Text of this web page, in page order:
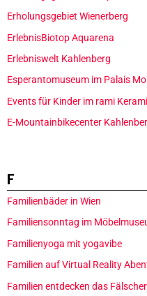
Erholungsgebiet Wienerberg
ErlebnisBiotop Aquarena
Erlebniswelt Kahlenberg
Esperantomuseum im Palais
Events für Kinder im rami
E-Mountainbikecenter
F
Familienbäder in Wien
Familiensonntag im
Familienyoga mit yogavibe
Familien auf Virtual Reality
Familien entdecken das